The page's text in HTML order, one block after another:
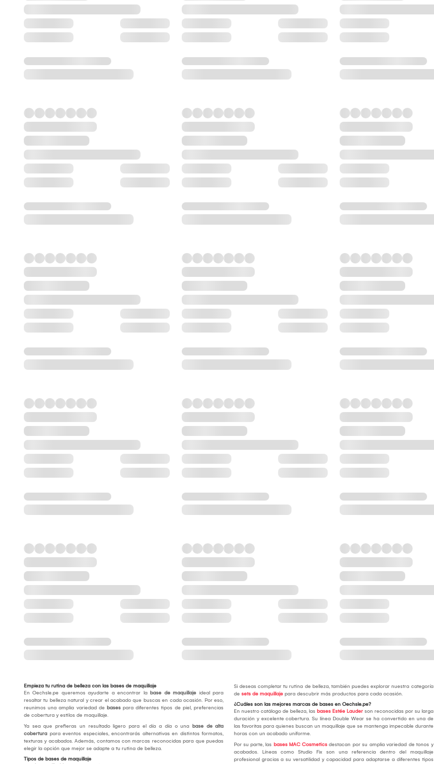
Empieza tu rutina de belleza con las bases de maquillaje
En Oechsle.pe queremos ayudarte a encontrar la base de maquillaje ideal para
resaltar tu belleza natural y crear el acabado que buscas en cada ocasión. Por eso,
reunimos una amplia variedad de bases para diferentes tipos de piel, preferencias
de cobertura y estilos de maquillaje.
Ya sea que prefieras un resultado ligero para el día a día o una
base de alta
cobertura para eventos especiales, encontrarás alternativas en distintos formatos,
texturas y acabados. Además, contamos con marcas reconocidas para que puedas
elegir la opción que mejor se adapte a tu rutina de belleza.
Tipos de bases de maquillaje
Si deseas completar tu rutina de belleza, también puedes explorar nuestra categoría
de sets de maquillajepara descubrir más productos para cada ocasión.
¿Cuáles son las mejores marcas de bases en Oechsle.pe?
En nuestro catálogo de belleza, las bases Estée Lauderson reconocidas por su larga
duración y excelente cobertura. Su línea Double Wear se ha convertido en una de
las favoritas para quienes buscan un maquillaje que se mantenga impecable durante
horas con un acabado uniforme.
Por su parte, las bases MAC Cosmeticsdestacan por su amplia variedad de tonos y
acabados. Líneas como Studio Fix son una referencia dentro del maquillaje
profesional gracias a su versatilidad y capacidad para adaptarse a diferentes tipos